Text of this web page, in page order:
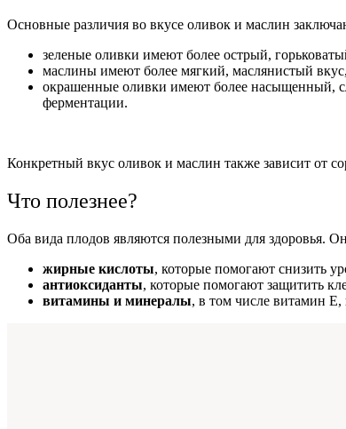
Основные различия во вкусе оливок и маслин
зеленые оливки имеют более острый,
маслины имеют более мягкий, маслянистый
окрашенные оливки имеют более насыщенный,
ферментации.
Конкретный вкус оливок и маслин также зависит от
Что полезнее?
Оба вида плодов являются полезными для здоровья.
жирные кислоты, которые помогают снизить
антиоксиданты, которые помогают защитить
витамины и минералы, в том числе витамин